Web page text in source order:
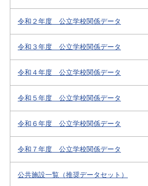
令和２年度 公立学校関係データ
令和３年度 公立学校関係データ
令和４年度 公立学校関係データ
令和５年度 公立学校関係データ
令和６年度 公立学校関係データ
令和７年度 公立学校関係データ
公共施設一覧（推奨データセット）